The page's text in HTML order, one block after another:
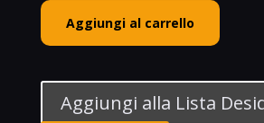
Bandai
Spirits
Myth
Aries
Aggiungi al carrello
Aggiungi alla Lista